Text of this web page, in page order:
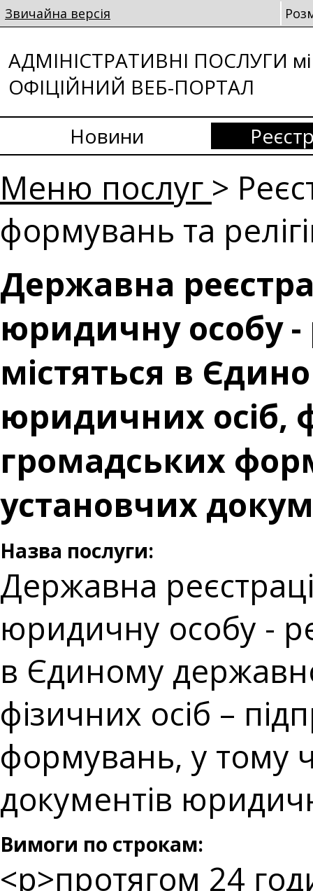
Звичайна версія
АДМІНІСТРАТИВНІ ПОСЛУГИ
ОФІЦІЙНИЙ ВЕБ-ПОРТАЛ
Новини
Меню послуг >
формувань та
Державна
юридичну особу -
містяться в
юридичних осіб,
громадських
установчих
Назва послуги:
Державна
юридичну особу -
в Єдиному
фізичних осіб –
формувань, у тому
документів
Вимоги по строкам:
<p>протягом 24